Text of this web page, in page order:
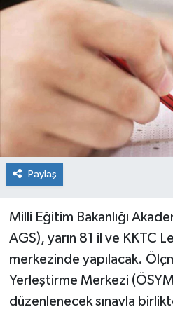
Paylaş
Milli Eğitim Bakanlığı
AGS), yarın 81 il ve KKTC
merkezinde yapılacak.
Yerleştirme Merkezi
düzenlenecek sınavla
Güncel
Gündem
İlim & İrfan
Kültür & Sanat
Sağlık
Sağlık & Yaşam